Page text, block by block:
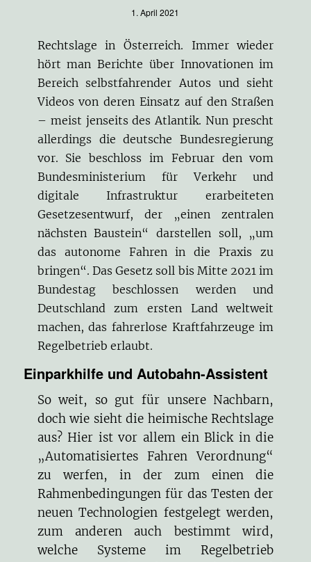
1. April 2021
Rechtslage in Österreich. Immer wieder
hört man Berichte über Innovationen im
Bereich selbstfahrender Autos und sieht
Videos von deren Einsatz auf den Straßen
– meist jenseits des Atlantik. Nun prescht
allerdings die deutsche Bundesregierung
vor. Sie beschloss im Februar den vom
Bundesministerium für Verkehr und
digitale Infrastruktur erarbeiteten
Gesetzesentwurf, der „einen zentralen
nächsten Baustein“ darstellen soll, „um
das autonome Fahren in die Praxis zu
bringen“. Das Gesetz soll bis Mitte 2021 im
Bundestag beschlossen werden und
Deutschland zum ersten Land weltweit
machen, das fahrerlose Kraftfahrzeuge im
Regelbetrieb erlaubt.
Einparkhilfe und Autobahn-Assistent
So weit, so gut für unsere Nachbarn,
doch wie sieht die heimische Rechtslage
aus? Hier ist vor allem ein Blick in die
„Automatisiertes Fahren Verordnung“
zu werfen, in der zum einen die
Rahmenbedingungen für das Testen der
neuen Technologien festgelegt werden,
zum anderen auch bestimmt wird,
welche Systeme im Regelbetrieb